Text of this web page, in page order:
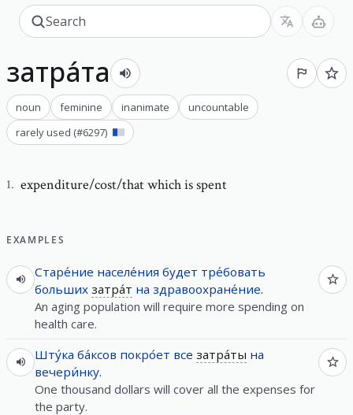
затра́та
noun feminine inanimate
uncountable
rarely used (#6297)
1. expenditure/cost/that which is spent
EXAMPLES
Старе́ние населе́ния будет тре́бовать
больших затра́т на здравоохране́ние.
An aging population will require more spending on
health care.
Шту́ка ба́ксов покро́ет все затра́ты на
вечери́нку.
One thousand dollars will cover all the expenses for
the party.